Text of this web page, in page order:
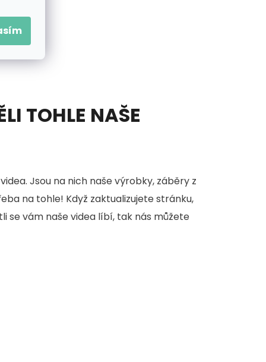
TOHLE NAŠE
Jsou na nich naše výrobky, záběry z
na tohle! Když zaktualizujete stránku,
se vám naše videa líbí, tak nás můžete